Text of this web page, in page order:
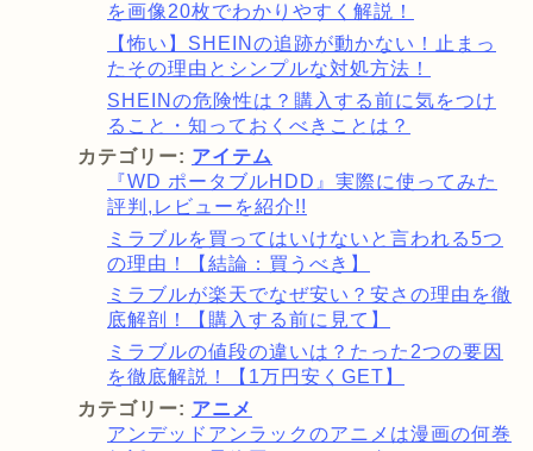
を画像20枚でわかりやすく解説！
【怖い】SHEINの追跡が動かない！止まっ
たその理由とシンプルな対処方法！
SHEINの危険性は？購入する前に気をつけ
ること・知っておくべきことは？
カテゴリー: アイテム
『WD ポータブルHDD』実際に使ってみた
評判,レビューを紹介!!
ミラブルを買ってはいけないと言われる5つ
の理由！【結論：買うべき】
ミラブルが楽天でなぜ安い？安さの理由を徹
底解剖！【購入する前に見て】
ミラブルの値段の違いは？たった2つの要因
を徹底解説！【1万円安くGET】
カテゴリー: アニメ
アンデッドアンラックのアニメは漫画の何巻